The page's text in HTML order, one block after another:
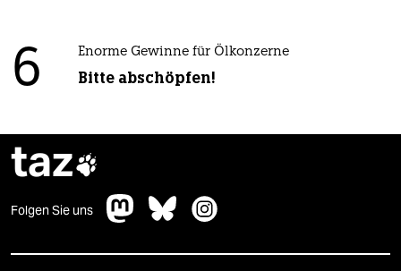
6 Enorme Gewinne für Ölkonzerne
Bitte abschöpfen!
taz
Folgen Sie uns